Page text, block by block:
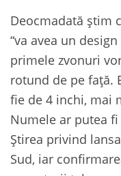
Deocmadată știm
“va avea un
primele zvonuri
rotund de pe față.
fie de 4 inchi, mai
Numele ar putea fi
Știrea privind
Sud, iar